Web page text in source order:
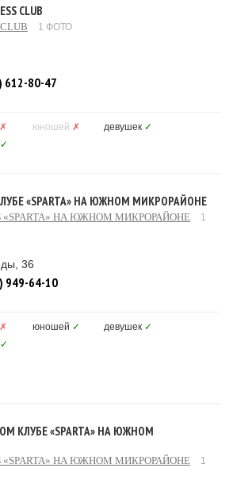
CLUB
1 ФОТО
612-80-47
✗ юношей ✗ девушек ✓
✓
«SPARTA» НА ЮЖНОМ МИКРОРАЙОНЕ
НА ЮЖНОМ МИКРОРАЙОНЕ
1
36
949-64-10
✗ юношей ✓ девушек ✓
✓
КЛУБЕ «SPARTA» НА ЮЖНОМ
НА ЮЖНОМ МИКРОРАЙОНЕ
1